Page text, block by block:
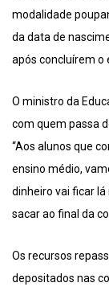
modalidade
da data de
após concluírem o
O ministro da
com quem passa
“Aos alunos que
ensino médio,
dinheiro vai ficar lá
sacar ao final da
Os recursos
depositados nas